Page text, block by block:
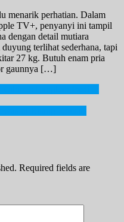
menarik perhatian. Dalam
TV+, penyanyi ini tampil
dengan detail mutiara
terlihat sederhana, tapi
27 kg. Butuh enam pria
gaunnya […]
Required fields are